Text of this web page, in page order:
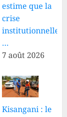
estime que la
crise
institutionnelle
…
7 août 2026
Kisangani : le